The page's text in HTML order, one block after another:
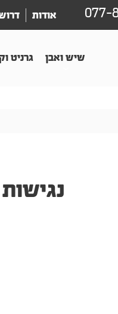
077- אודות
שיש ואבן גרניט
נגישות